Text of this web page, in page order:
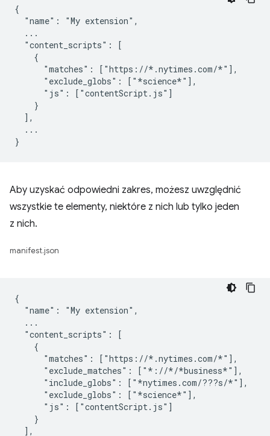
{
  "name": "My extension",
  ...
  "content_scripts": [
    {
      "matches": ["https://*.nytimes.com/*"],
      "exclude_globs": ["*science*"],
      "js": ["contentScript.js"]
    }
  ],
  ...
Aby uzyskać odpowiedni zakres, możesz uwzględnić
wszystkie te elementy, niektóre z nich lub tylko jeden
z nich.
manifest.json
{
  "name": "My extension",
  ...
  "content_scripts": [
    {
      "matches": ["https://*.nytimes.com/*"],
      "exclude_matches": ["*://*/*business*"],
      "include_globs": ["*nytimes.com/???s/*"],
      "exclude_globs": ["*science*"],
      "js": ["contentScript.js"]
    }
  ],